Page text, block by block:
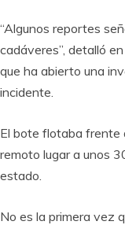
“Algunos reportes
cadáveres”, detalló
que ha abierto una
incidente.
El bote flotaba frente
remoto lugar a unos
estado.
No es la primera vez